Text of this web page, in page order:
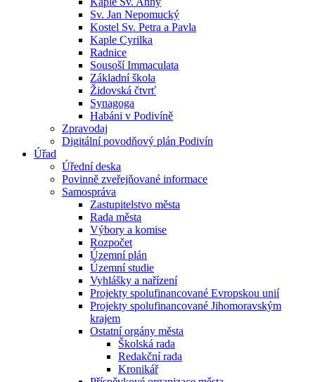
Sv. Jan Nepomucký
Kostel Sv. Petra a Pavla
Kaple Cyrilka
Radnice
Sousoší Immaculata
Základní škola
Židovská čtvrť
Synagoga
Habáni v Podivíně
Zpravodaj
Digitální povodňový plán Podivín
Úřad
Úřední deska
Povinně zveřejňované informace
Samospráva
Zastupitelstvo města
Rada města
Výbory a komise
Rozpočet
Územní plán
Územní studie
Vyhlášky a nařízení
Projekty spolufinancované Evropskou unií
Projekty spolufinancované Jihomoravským
krajem
Ostatní orgány města
Školská rada
Redakční rada
Kronikář